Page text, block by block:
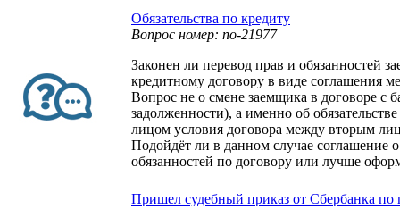
Обязательства по кредиту
Вопрос номер: no-21977
Законен ли перевод прав и обязанностей
кредитному договору в виде соглашения
Вопрос не о смене заемщика в договоре с
задолженности), а именно об
лицом условия договора между вторым
Подойдёт ли в данном случае соглашение
обязанностей по договору или лучше
Пришел судебный приказ от Сбербанка по